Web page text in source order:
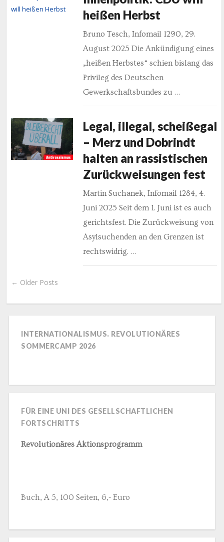
heißen Herbst
Bruno Tesch, Infomail 1290, 29.
August 2025 Die Ankündigung eines
„heißen Herbstes“ schien bislang das
Privileg des Deutschen
Gewerkschaftsbundes zu …
Legal, illegal, scheißegal
– Merz und Dobrindt
halten an rassistischen
Zurückweisungen fest
Martin Suchanek, Infomail 1284, 4.
Juni 2025 Seit dem 1. Juni ist es auch
gerichtsfest. Die Zurückweisung von
Asylsuchenden an den Grenzen ist
rechtswidrig. …
← Older Posts
INTERNATIONALISMUS. REVOLUTIONÄRES
SOMMERCAMP 2026
FÜR EINE UNI DES GESELLSCHAFTLICHEN
FORTSCHRITTS
Revolutionäres Aktionsprogramm
Buch, A 5, 100 Seiten, 6,- Euro